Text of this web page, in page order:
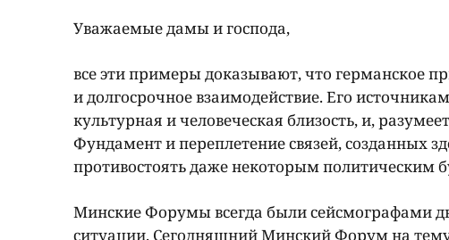
Уважаемые дамы и господа,
все эти примеры доказывают, что германское
и долгосрочное взаимодействие. Его
культурная и человеческая близость, и,
Фундамент и переплетение связей, созданных
противостоять даже некоторым политическим
Минские Форумы всегда были сейсмографами
ситуации. Сегодняшний Минский Форум на